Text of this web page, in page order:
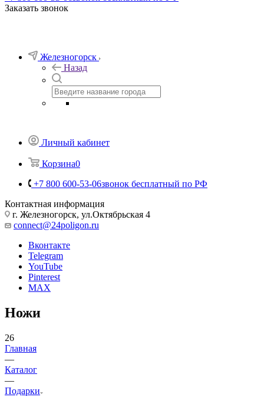
Телефоны
+7 800 600-53-06звонок бесплатный по РФ
Заказать звонок
Личный кабинет
Корзина0
+7 800 600-53-06
Контактная информация
г. Железногорск, ул.Октябрьская 4
connect@24poligon.ru
Вконтакте
MAX
Ножи